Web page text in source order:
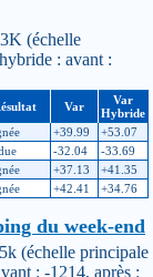
(échelle
: avant :
Var
Var
Hybride
+39.99
+53.07
-32.04
-33.69
+37.13
+41.35
+42.41 +34.76
du week-end
(échelle principale
: -1214, après :